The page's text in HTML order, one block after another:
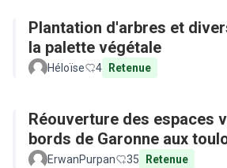
Plantation d'arbres et
la palette végétale
Héloïse 4 Retenue
Réouverture des espaces
bords de Garonne aux
ErwanPurpan 35 Retenue